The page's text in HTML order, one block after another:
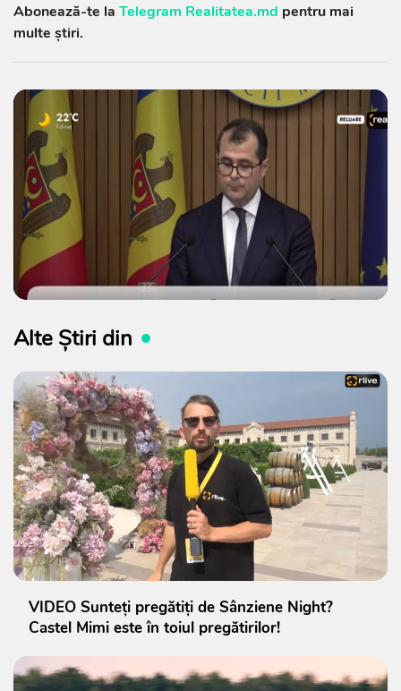
Abonează-te la Telegram Realitatea.md pentru mai
multe știri.
Alte Știri din
VIDEO Sunteți pregătiți de Sânziene Night?
Castel Mimi este în toiul pregătirilor!